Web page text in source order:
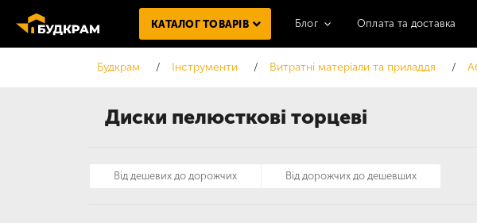
Диски пелюсткові торцеві
КАТАЛОГ ТОВАРІВ Блог Оплата та доставка
Будкрам Інструменти Витратні матеріали та приладдя
Від дешевих до дорожчих Від дорожчих до дешевших